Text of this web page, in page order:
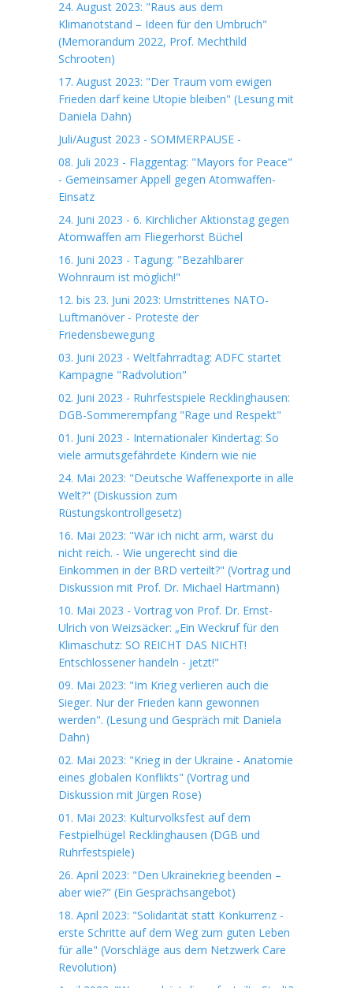
24. August 2023: "Raus aus dem
Klimanotstand – Ideen für den Umbruch"
(Memorandum 2022, Prof. Mechthild
Schrooten)
17. August 2023: "Der Traum vom ewigen
Frieden darf keine Utopie bleiben" (Lesung mit
Daniela Dahn)
Juli/August 2023 - SOMMERPAUSE -
08. Juli 2023 - Flaggentag: "Mayors for Peace"
- Gemeinsamer Appell gegen Atomwaffen-
Einsatz
24. Juni 2023 - 6. Kirchlicher Aktionstag gegen
Atomwaffen am Fliegerhorst Büchel
16. Juni 2023 - Tagung: "Bezahlbarer
Wohnraum ist möglich!"
12. bis 23. Juni 2023: Umstrittenes NATO-
Luftmanöver - Proteste der
Friedensbewegung
03. Juni 2023 - Weltfahrradtag: ADFC startet
Kampagne "Radvolution"
02. Juni 2023 - Ruhrfestspiele Recklinghausen:
DGB-Sommerempfang "Rage und Respekt"
01. Juni 2023 - Internationaler Kindertag: So
viele armutsgefährdete Kindern wie nie
24. Mai 2023: "Deutsche Waffenexporte in alle
Welt?" (Diskussion zum
Rüstungskontrollgesetz)
16. Mai 2023: "Wär ich nicht arm, wärst du
nicht reich. - Wie ungerecht sind die
Einkommen in der BRD verteilt?" (Vortrag und
Diskussion mit Prof. Dr. Michael Hartmann)
10. Mai 2023 - Vortrag von Prof. Dr. Ernst-
Ulrich von Weizsäcker: „Ein Weckruf für den
Klimaschutz: SO REICHT DAS NICHT!
Entschlossener handeln - jetzt!"
09. Mai 2023: "Im Krieg verlieren auch die
Sieger. Nur der Frieden kann gewonnen
werden". (Lesung und Gespräch mit Daniela
Dahn)
02. Mai 2023: "Krieg in der Ukraine - Anatomie
eines globalen Konflikts" (Vortrag und
Diskussion mit Jürgen Rose)
01. Mai 2023: Kulturvolksfest auf dem
Festpielhügel Recklinghausen (DGB und
Ruhrfestspiele)
26. April 2023: "Den Ukrainekrieg beenden –
aber wie?" (Ein Gesprächsangebot)
18. April 2023: "Solidarität statt Konkurrenz -
erste Schritte auf dem Weg zum guten Leben
für alle" (Vorschläge aus dem Netzwerk Care
Revolution)